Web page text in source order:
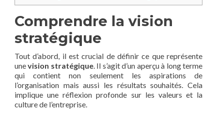
Comprendre la vision
stratégique
Tout d’abord, il est crucial de définir ce que représente
unevision stratégique. Il s’agit d’un aperçu à long terme
qui contient non seulement les aspirations de
l’organisation mais aussi les résultats souhaités. Cela
implique une réflexion profonde sur les valeurs et la
culture de l’entreprise.